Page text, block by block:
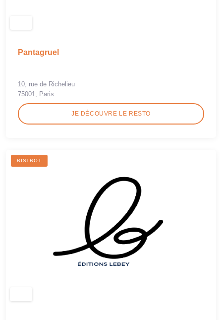
Pantagruel
10, rue de Richelieu
75001, Paris
JE DÉCOUVRE LE RESTO
BISTROT